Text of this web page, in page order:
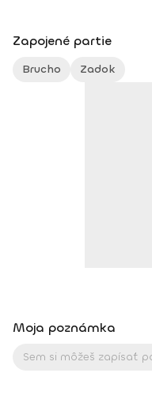
Zapojené partie
Brucho Zadok
Moja poznámka